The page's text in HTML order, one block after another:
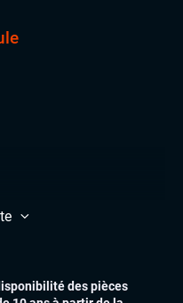
des pièces